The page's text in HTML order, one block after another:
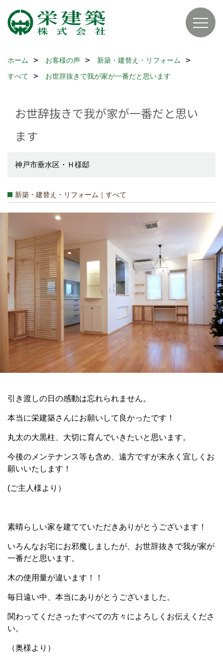
ホーム お客様の声
新築・建替え・リフォーム
すべて
お世辞抜きで我が家が一番だと思います
お世辞抜きで我が家が一番だと思い
ます
神戸市垂水区・Ｈ様邸
新築・建替え・リフォーム｜すべて
引き渡しの日の感動は忘れられません。
本当に栄建築さんにお願いして良かったです！
丸太の大黒柱、大切に育んでいきたいと思います。
今後のメンテナンス等も含め、遠方ですが末永く宜しくお
願いいたします！
(ご主人様より）
素晴らしい家を建てていただきありがとうございます！
いろんなお宅にお邪魔しましたが、お世辞抜きで我が家が
一番だと思います。
木の使用量が違います！！
毎日遠い中、本当にありがとうございました。
関わってくださったすべての方々によろしくお伝えくださ
い。
（奥様より）